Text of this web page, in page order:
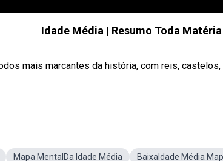
Idade Média | Resumo Toda Matéria
mais marcantes da história, com reis,
Mapa MentalDa Idade Média
BaixaIdade Média